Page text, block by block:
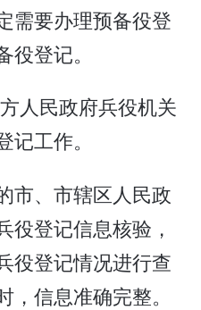
需要办理预备役登
登记。
人民政府兵役机关
工作。
市、市辖区人民政
役登记信息核验，
役登记情况进行查
信息准确完整。